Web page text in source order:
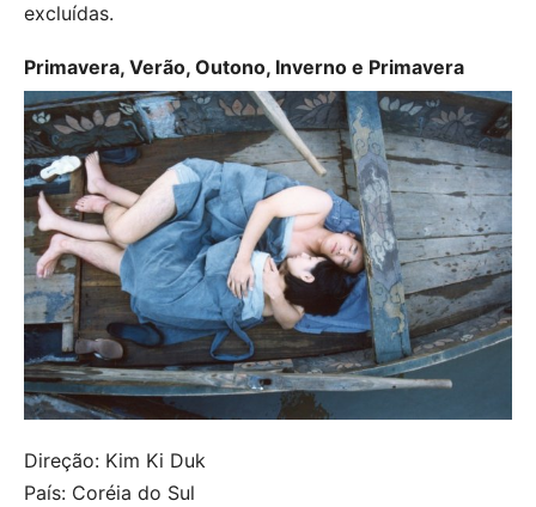
excluídas.
Primavera, Verão, Outono, Inverno e Primavera
Direção: Kim Ki Duk
País: Coréia do Sul